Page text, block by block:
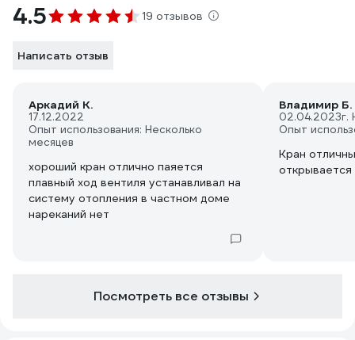
4.5 19 отзывов
Написать отзыв
Аркадий К.
17.12.2022
Опыт использования: Несколько
месяцев
хороший кран отлично паяется
плавный ход вентиля устанавливал на
систему отопления в частном доме
нареканий нет
Владимир Б.
02.04.2023г.
Опыт
Кран
открывается
Посмотреть все отзывы